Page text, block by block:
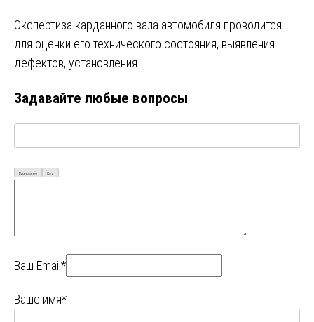
Экспертиза карданного вала автомобиля проводится
для оценки его технического состояния, выявления
дефектов, установления…
Задавайте любые вопросы
Визуально Код
Ваш Email*
Ваше имя*